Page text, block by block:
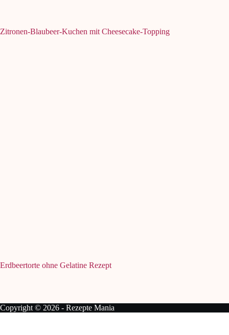
Zitronen-Blaubeer-Kuchen mit Cheesecake-Topping
Erdbeertorte ohne Gelatine Rezept
Copyright © 2026 - Rezepte Mania